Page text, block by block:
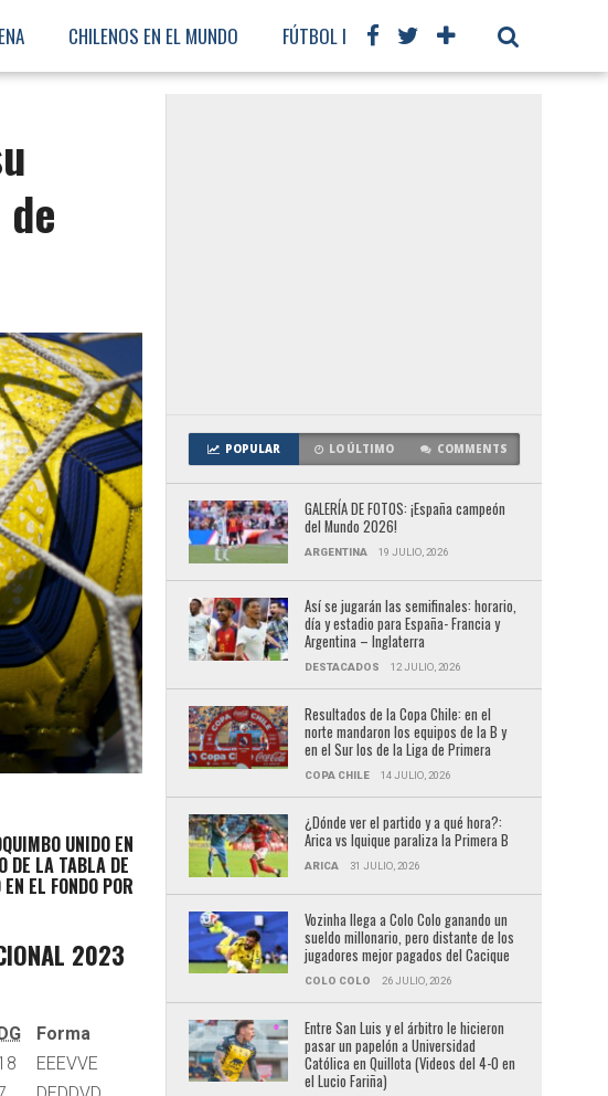
CHILENOS EN EL MUNDO FÚTBOL INTERNACIONAL
UNIDO EN
DE LA TABLA DE
EL FONDO POR
2023
Forma
EEEVVE
POPULAR LO ÚLTIMO COMMENTS
GALERÍA DE FOTOS: ¡España campeón
del Mundo 2026!
ARGENTINA 19 JULIO, 2026
Así se jugarán las semifinales: horario,
día y estadio para España- Francia y
Argentina – Inglaterra
DESTACADOS 12 JULIO, 2026
Resultados de la Copa Chile: en el
norte mandaron los equipos de la B y
en el Sur los de la Liga de Primera
COPA CHILE 14 JULIO, 2026
¿Dónde ver el partido y a qué hora?:
Arica vs Iquique paraliza la Primera B
ARICA 31 JULIO, 2026
Vozinha llega a Colo Colo ganando un
sueldo millonario, pero distante de los
jugadores mejor pagados del Cacique
COLO COLO 26 JULIO, 2026
Entre San Luis y el árbitro le hicieron
pasar un papelón a Universidad
Católica en Quillota (Videos del 4-0 en
el Lucio Fariña)